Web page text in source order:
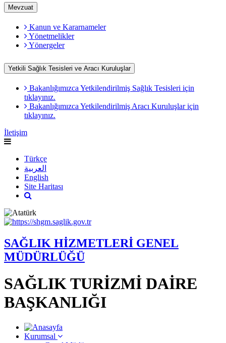
Mevzuat
Kanun ve Kararnameler
Yönetmelikler
Yönergeler
Yetkili Sağlık Tesisleri ve Aracı Kuruluşlar
Bakanlığımızca Yetkilendirilmiş Sağlık Tesisleri için
tıklayınız.
Bakanlığımızca Yetkilendirilmiş Aracı Kuruluşlar için
tıklayınız.
İletişim
Türkçe
العربية
English
Site Haritası
SAĞLIK HİZMETLERİ GENEL
MÜDÜRLÜĞÜ
SAĞLIK TURİZMİ DAİRE
BAŞKANLIĞI
Kurumsal